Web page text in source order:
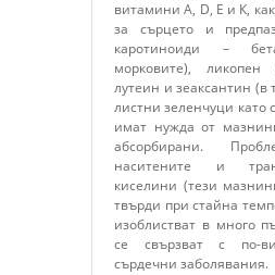
витамини А, D, E и К,
за сърцето и
каротиноиди –
морковите), ликопен
лутеин и зеаксантин (в
листни зеленчуци като
имат нужда от
абсорбирани.
наситените и
киселини (тези
твърди при стайна
изоблистват в много
се свързват с по-
сърдечни заболявания.